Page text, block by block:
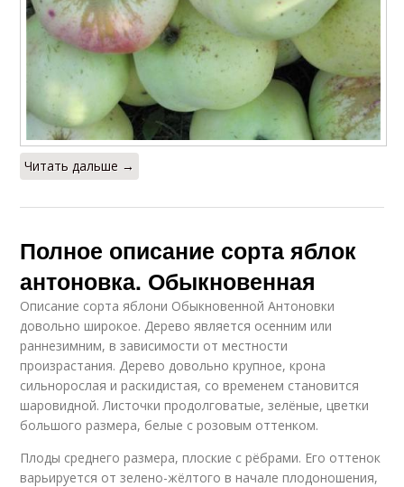
Читать дальше →
Полное описание сорта яблок
антоновка. Обыкновенная
Описание сорта яблони Обыкновенной Антоновки
довольно широкое. Дерево является осенним или
раннезимним, в зависимости от местности
произрастания. Дерево довольно крупное, крона
сильнорослая и раскидистая, со временем становится
шаровидной. Листочки продолговатые, зелёные, цветки
большого размера, белые с розовым оттенком.
Плоды среднего размера, плоские с рёбрами. Его оттенок
варьируется от зелено-жёлтого в начале плодоношения,